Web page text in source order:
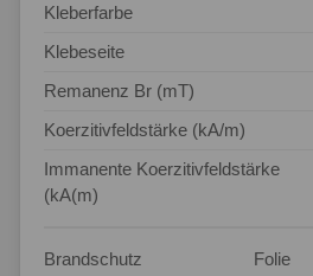
Kleberfarbe
Klebeseite
Remanenz Br (mT)
Koerzitivfeldstärke (kA/m)
Immanente Koerzitivfeldstärke
(kA(m)
Brandschutz Folie